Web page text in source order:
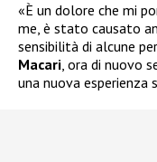
«È un dolore che mi
me, è stato causato
sensibilità di alcune
Macari, ora di nuovo
una nuova esperienza